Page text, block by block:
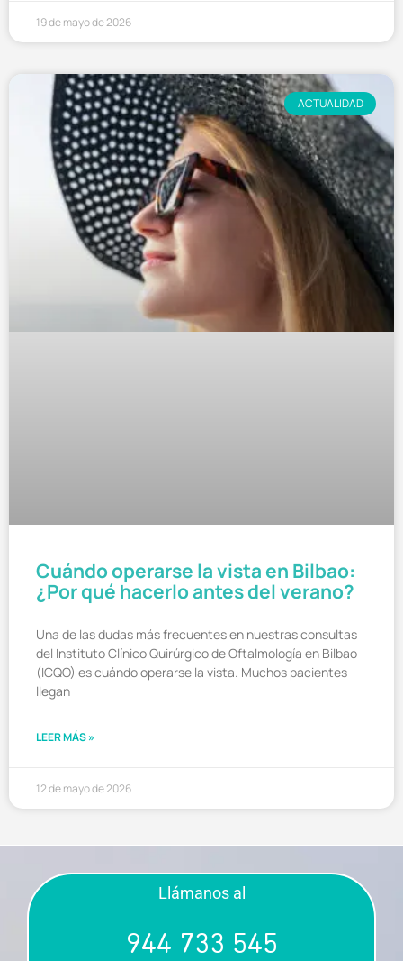
19 de mayo de 2026
ACTUALIDAD
Cuándo operarse la vista en Bilbao:
¿Por qué hacerlo antes del verano?
Una de las dudas más frecuentes en nuestras consultas
del Instituto Clínico Quirúrgico de Oftalmología en Bilbao
(ICQO) es cuándo operarse la vista. Muchos pacientes
llegan
LEER MÁS »
12 de mayo de 2026
Llámanos al
944 733 545